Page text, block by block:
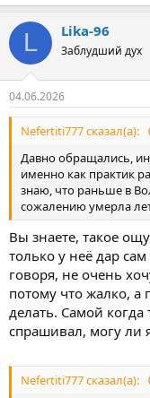
L Lika-96
Заблудший дух
04.06.2026
Nefertiti777 сказал(а):
Давно обращались,
именно как практик
знаю, что раньше в
сожалению умерла
Вы знаете, такое
только у неё дар
говоря, не очень
потому что жалко, а
делать. Самой
спрашивал, могу ли
Nefertiti777 сказал(а):